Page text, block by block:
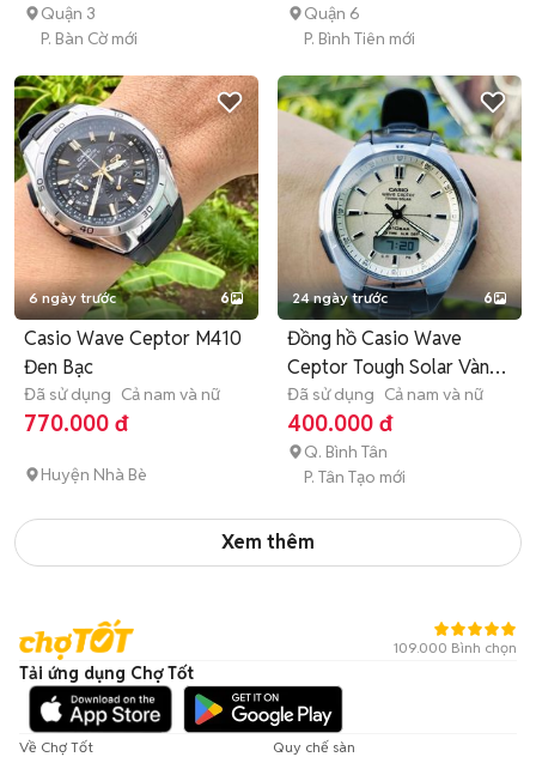
Quận 3
P. Bàn Cờ mới
Quận 6
P. Bình Tiên mới
6 ngày trước 6
Casio Wave Ceptor M410
Đen Bạc
Đã sử dụng Cả nam và nữ
770.000 đ
Huyện Nhà Bè
24 ngày trước 6
Đồng hồ Casio Wave
Ceptor Tough Solar Vàng
mỡ gà
Đã sử dụng Cả nam và nữ
400.000 đ
Q. Bình Tân
P. Tân Tạo mới
Xem thêm
109.000 Bình chọn
Tải ứng dụng Chợ Tốt
Về Chợ Tốt
Quy chế sàn